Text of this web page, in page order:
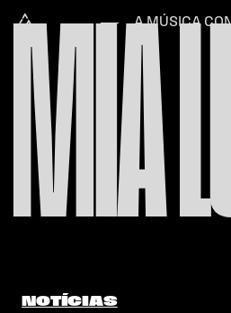
Alataj
A MÚSICA
MIA
NOTÍCIAS